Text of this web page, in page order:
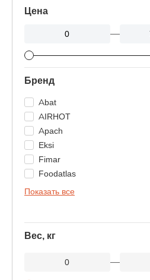
Цена
—
Бренд
Abat
AIRHOT
Apach
Eksi
Fimar
Foodatlas
Показать все
Вес, кг
—